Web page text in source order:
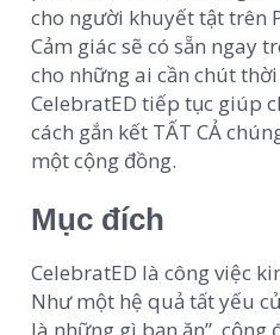
cho người khuyết tật trên
Cảm giác sẽ có sẵn ngay
cho những ai cần chút
CelebratED tiếp tục giúp
cách gắn kết TẤT CẢ
một cộng đồng.
Mục đích
CelebratED là công việc
Như một hệ quả tất yếu